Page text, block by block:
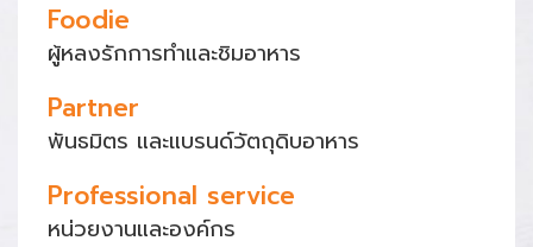
Foodie
ผู้หลงรักการทำและชิมอาหาร
Partner
พันธมิตร และแบรนด์วัตถุดิบอาหาร
Professional service
หน่วยงานและองค์กร